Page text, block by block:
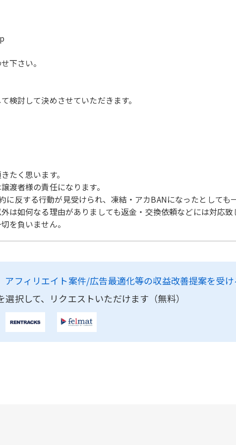
下さい。
検討して決めさせていただきます。
たく思います。
渡者様の責任になります。
反する行動が見受けられ、凍結・アカBANになったとしても
は如何なる理由がありましても返金・交換依頼などには対応致
を負いません。
アフィリエイト案件/広告最適化等の収益改善提案を受け
択して、リクエストいただけます（無料）